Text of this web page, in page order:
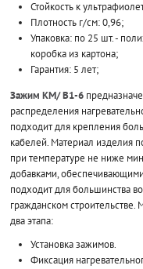
Стойкость к
Плотность г/см: 0,96;
Упаковка: по 25 шт. -
коробка из картона;
Гарантия: 5 лет;
Зажим КМ/ В1-6
распределения
подходит для крепления
кабелей. Материал изделия
при температуре не ниже
добавками,
подходит для большинства
гражданском строительстве.
два этапа:
Установка зажимов.
Фиксация